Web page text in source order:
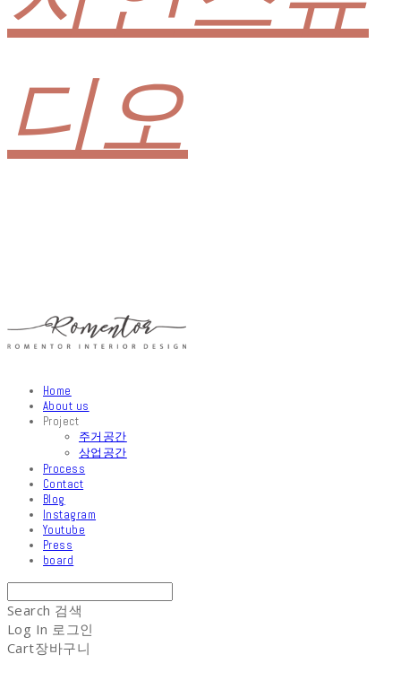
디오
Home
About us
Project
주거공간
상업공간
Process
Contact
Blog
Instagram
Youtube
Press
board
Search 검색
Log In 로그인
Cart장바구니